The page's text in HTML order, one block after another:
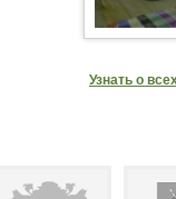
Узнать о